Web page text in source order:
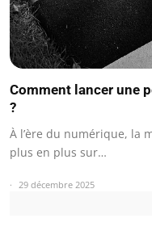
Comment lancer une
?
À l’ère du numérique, la
plus en plus sur…
29 décembre 2025